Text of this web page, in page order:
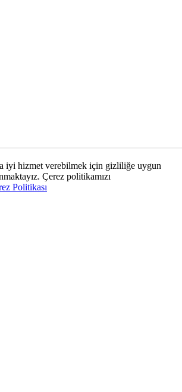
iyi hizmet verebilmek için gizliliğe uygun
Çerez politikamızı
Politikası